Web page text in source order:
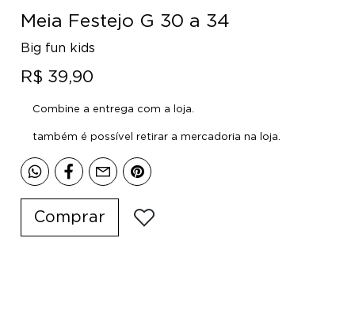
Meia Festejo G 30 a 34
Big fun kids
R$ 39,90
Combine a entrega com a loja.
também é possível retirar a mercadoria na loja.
Comprar